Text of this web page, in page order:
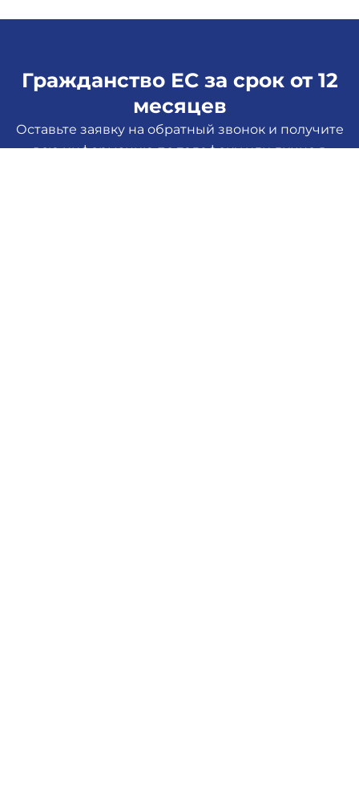
Гражданство ЕС за срок от 12
месяцев
Оставьте заявку на обратный звонок и получите
всю информацию по телефону или лично в